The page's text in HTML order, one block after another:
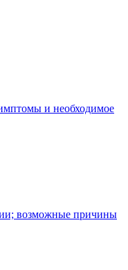
и необходимое
возможные причины